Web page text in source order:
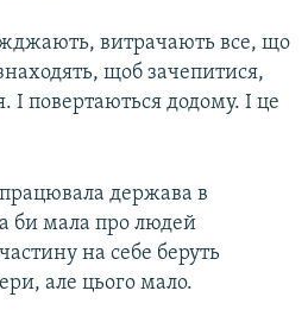
витрачають все, що
щоб зачепитися,
І повертаються додому. І це
держава в
би мала про людей
на себе беруть
але цього мало.